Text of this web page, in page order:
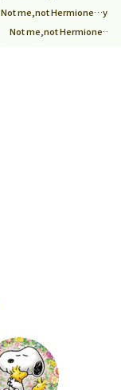
Not me,not Hermione…you!
Not me,not